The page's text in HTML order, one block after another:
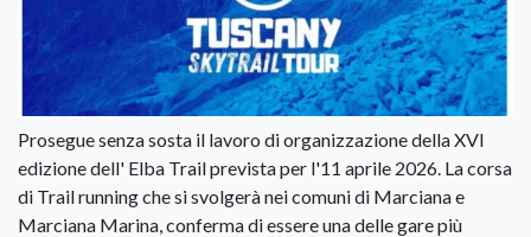
Prosegue senza sosta il lavoro di organizzazione della XVI
edizione dell' Elba Trail prevista per l'11 aprile 2026. La corsa
di Trail running che si svolgerà nei comuni di Marciana e
Marciana Marina, conferma di essere una delle gare più